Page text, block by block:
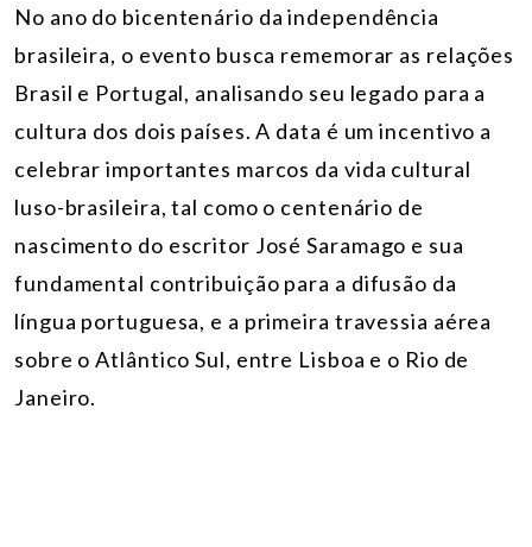
No ano do bicentenário da independência
brasileira, o evento busca rememorar as relações
Brasil e Portugal, analisando seu legado para a
cultura dos dois países. A data é um incentivo a
celebrar importantes marcos da vida cultural
luso-brasileira, tal como o centenário de
nascimento do escritor José Saramago e sua
fundamental contribuição para a difusão da
língua portuguesa, e a primeira travessia aérea
sobre o Atlântico Sul, entre Lisboa e o Rio de
Janeiro.